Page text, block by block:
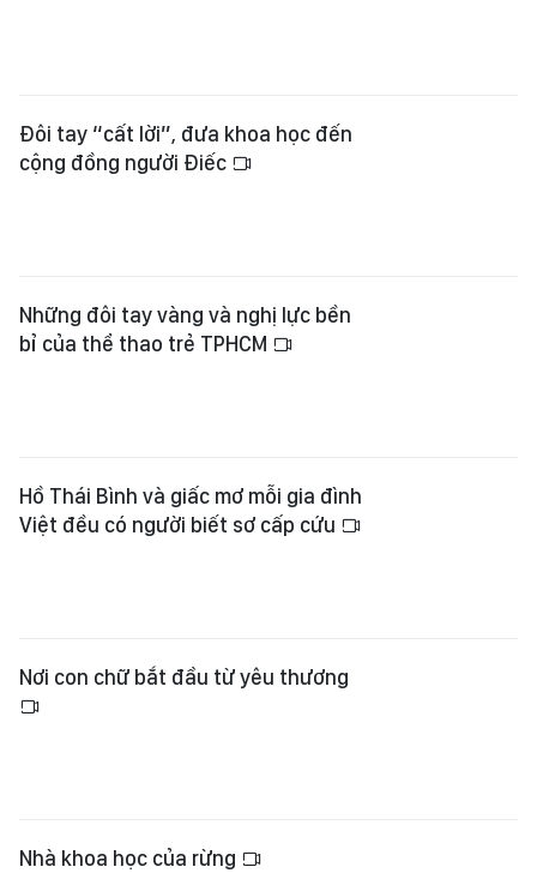
Đôi tay “cất lời”, đưa khoa học đến
cộng đồng người Điếc
Những đôi tay vàng và nghị lực bền
bỉ của thể thao trẻ TPHCM
Hồ Thái Bình và giấc mơ mỗi gia đình
Việt đều có người biết sơ cấp cứu
Nơi con chữ bắt đầu từ yêu thương
Nhà khoa học của rừng